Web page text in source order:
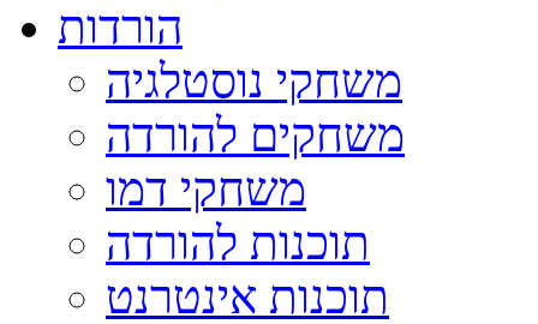
הורדות
משחקי נוסטלגיה
משחקים להורדה
משחקי דמו
תוכנות להורדה
תוכנות אינטרנט